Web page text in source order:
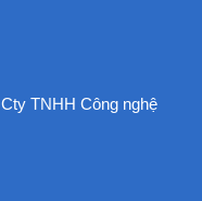
Cty TNHH Công nghệ